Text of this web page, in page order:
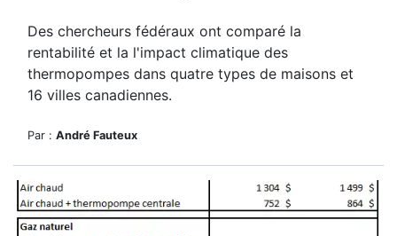
Des chercheurs fédéraux ont comparé la
rentabilité et la l'impact climatique des
thermopompes dans quatre types de maisons et
16 villes canadiennes.
Par : André Fauteux